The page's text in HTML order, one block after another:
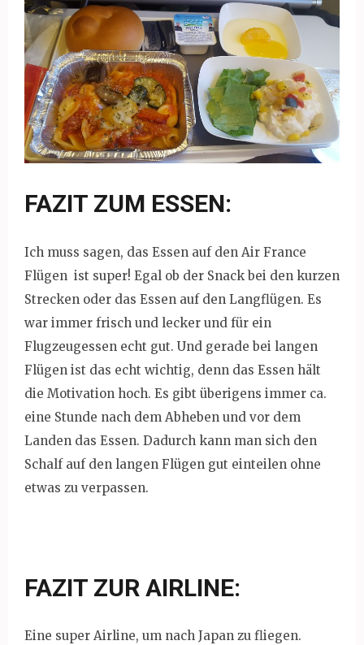
FAZIT ZUM ESSEN:
Ich muss sagen, das Essen auf den Air France
Flügen ist super! Egal ob der Snack bei den kurzen
Strecken oder das Essen auf den Langflügen. Es
war immer frisch und lecker und für ein
Flugzeugessen echt gut. Und gerade bei langen
Flügen ist das echt wichtig, denn das Essen hält
die Motivation hoch. Es gibt überigens immer ca.
eine Stunde nach dem Abheben und vor dem
Landen das Essen. Dadurch kann man sich den
Schalf auf den langen Flügen gut einteilen ohne
etwas zu verpassen.
FAZIT ZUR AIRLINE:
Eine super Airline, um nach Japan zu fliegen.